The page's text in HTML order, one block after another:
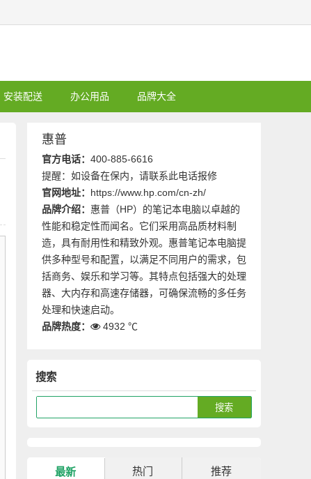
安装配送 办公用品 品牌大全
惠普
官方电话： 400-885-6616
提醒：如设备在保内，请联系此电话报修
官网地址： https://www.hp.com/cn-zh/
品牌介绍： 惠普（HP）的笔记本电脑以卓越的
性能和稳定性而闻名。它们采用高品质材料制
造，具有耐用性和精致外观。惠普笔记本电脑提
供多种型号和配置，以满足不同用户的需求，包
括商务、娱乐和学习等。其特点包括强大的处理
器、大内存和高速存储器，可确保流畅的多任务
处理和快速启动。
品牌热度：
4932 ℃
搜索
最新 热门 推荐